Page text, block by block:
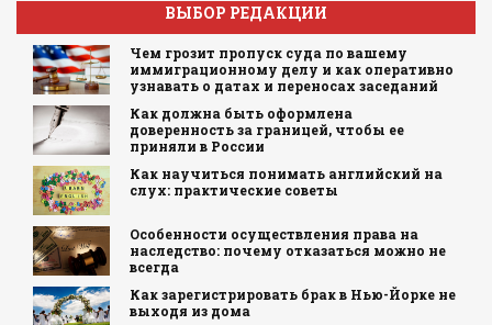
ВЫБОР РЕДАКЦИИ
Чем грозит пропуск суда по вашему
иммиграционному делу и как оперативно
узнавать о датах и переносах заседаний
Как должна быть оформлена
доверенность за границей, чтобы ее
приняли в России
Как научиться понимать английский на
слух: практические советы
Особенности осуществления права на
наследство: почему отказаться можно не
всегда
Как зарегистрировать брак в Нью-Йорке не
выходя из дома